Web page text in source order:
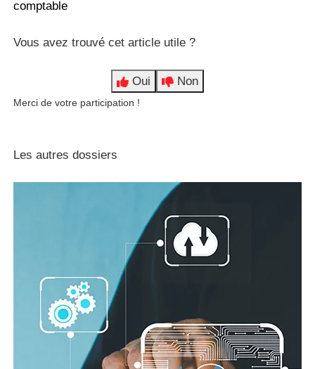
comptable
Vous avez trouvé cet article utile ?
Oui Non
Merci de votre participation !
Les autres dossiers